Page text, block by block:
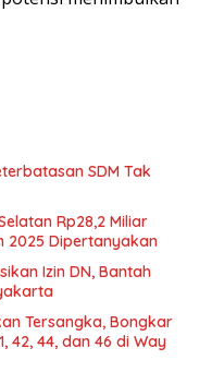
SDM Tak
Rp28,2 Miliar
2025 Dipertanyakan
Izin DN, Bantah
Tersangka, Bongkar
42, 44, dan 46 di Way